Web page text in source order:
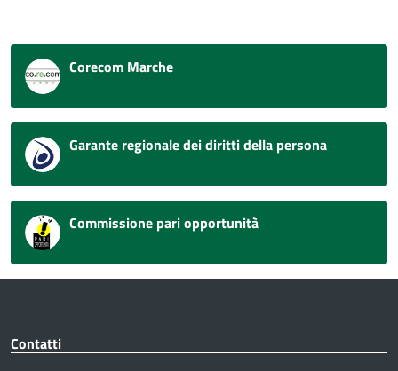
Corecom Marche
Garante regionale dei diritti della persona
Commissione pari opportunità
Contatti